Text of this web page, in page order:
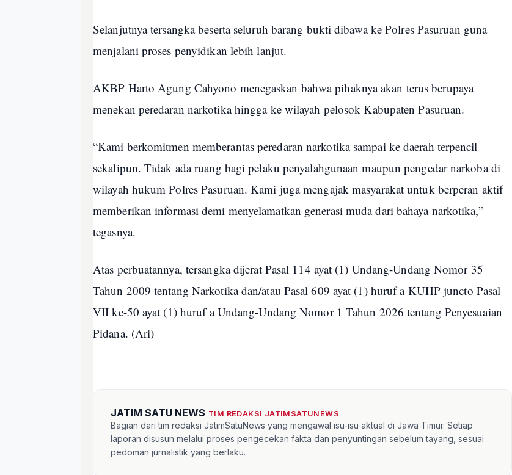
Selanjutnya tersangka beserta seluruh barang bukti dibawa ke Polres Pasuruan guna
menjalani proses penyidikan lebih lanjut.
AKBP Harto Agung Cahyono menegaskan bahwa pihaknya akan terus berupaya
menekan peredaran narkotika hingga ke wilayah pelosok Kabupaten Pasuruan.
“Kami berkomitmen memberantas peredaran narkotika sampai ke daerah terpencil
sekalipun. Tidak ada ruang bagi pelaku penyalahgunaan maupun pengedar narkoba di
wilayah hukum Polres Pasuruan. Kami juga mengajak masyarakat untuk berperan aktif
memberikan informasi demi menyelamatkan generasi muda dari bahaya narkotika,”
tegasnya.
Atas perbuatannya, tersangka dijerat Pasal 114 ayat (1) Undang-Undang Nomor 35
Tahun 2009 tentang Narkotika dan/atau Pasal 609 ayat (1) huruf a KUHP juncto Pasal
VII ke-50 ayat (1) huruf a Undang-Undang Nomor 1 Tahun 2026 tentang Penyesuaian
Pidana. (Ari)
JATIM SATU NEWS TIM REDAKSI JATIMSATUNEWS
Bagian dari tim redaksi JatimSatuNews yang mengawal isu-isu aktual di Jawa Timur. Setiap
laporan disusun melalui proses pengecekan fakta dan penyuntingan sebelum tayang, sesuai
pedoman jurnalistik yang berlaku.